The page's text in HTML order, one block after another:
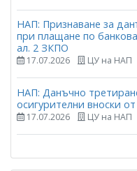
НАП: Признаване за
при плащане по
ал. 2 ЗКПО
17.07.2026 ЦУ на НАП
НАП: Данъчно
осигурителни вноски
17.07.2026 ЦУ на НАП